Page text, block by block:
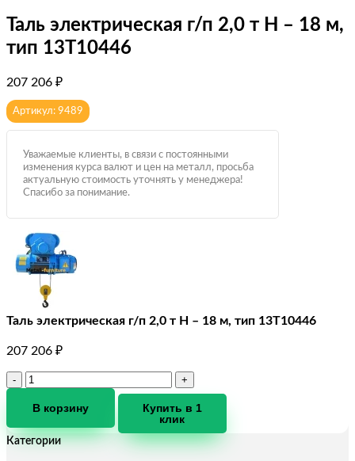
Таль электрическая г/п 2,0 т Н – 18 м,
тип 13Т10446
207 206 ₽
Артикул: 9489
Уважаемые клиенты, в связи с постоянными
изменения курса валют и цен на металл, просьба
актуальную стоимость уточнять у менеджера!
Спасибо за понимание.
Таль электрическая г/п 2,0 т Н – 18 м, тип 13Т10446
207 206 ₽
Количество
Таль
г/
В корзину
Купить в 1
клик
Категории